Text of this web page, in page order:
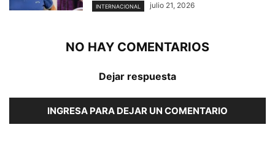
INTERNACIONAL julio 21, 2026
NO HAY COMENTARIOS
Dejar respuesta
INGRESA PARA DEJAR UN COMENTARIO